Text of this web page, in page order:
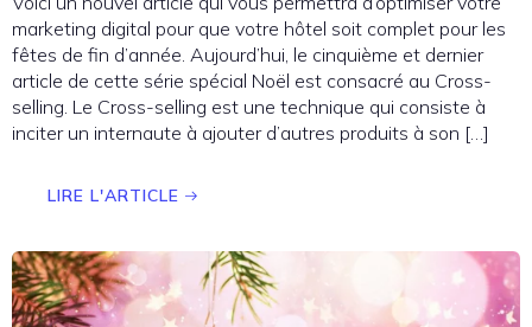
marketing digital pour que votre hôtel soit complet pour les
fêtes de fin d’année. Aujourd’hui, le cinquième et dernier
article de cette série spécial Noël est consacré au Cross-
selling. Le Cross-selling est une technique qui consiste à
inciter un internaute à ajouter d’autres produits à son […]
LIRE L'ARTICLE